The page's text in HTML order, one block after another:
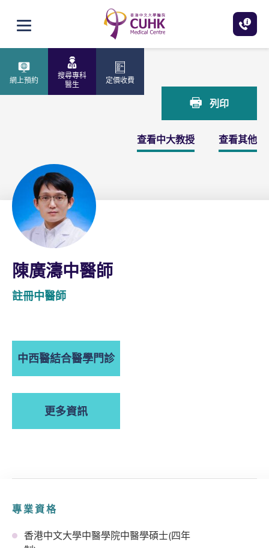
打開選單
網上預約
搜尋專科
醫生
定價收費
主頁 陳廣濤中醫師
列印
查看中大教授 查看其他
陳廣濤中醫師
註冊中醫師
中西醫結合醫學門診
更多資訊
專業資格
香港中文大學中醫學院中醫學碩士(四年